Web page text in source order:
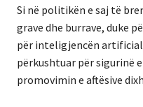
Si në politikën e saj të
grave dhe burrave, duke
për inteligjencën
përkushtuar për sigurinë
promovimin e aftësive